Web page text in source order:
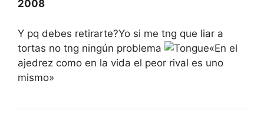
2008
Y pq debes retirarte?Yo si me tng que liar a
tortas no tng ningún problema
«En el
ajedrez como en la vida el peor rival es uno
mismo»